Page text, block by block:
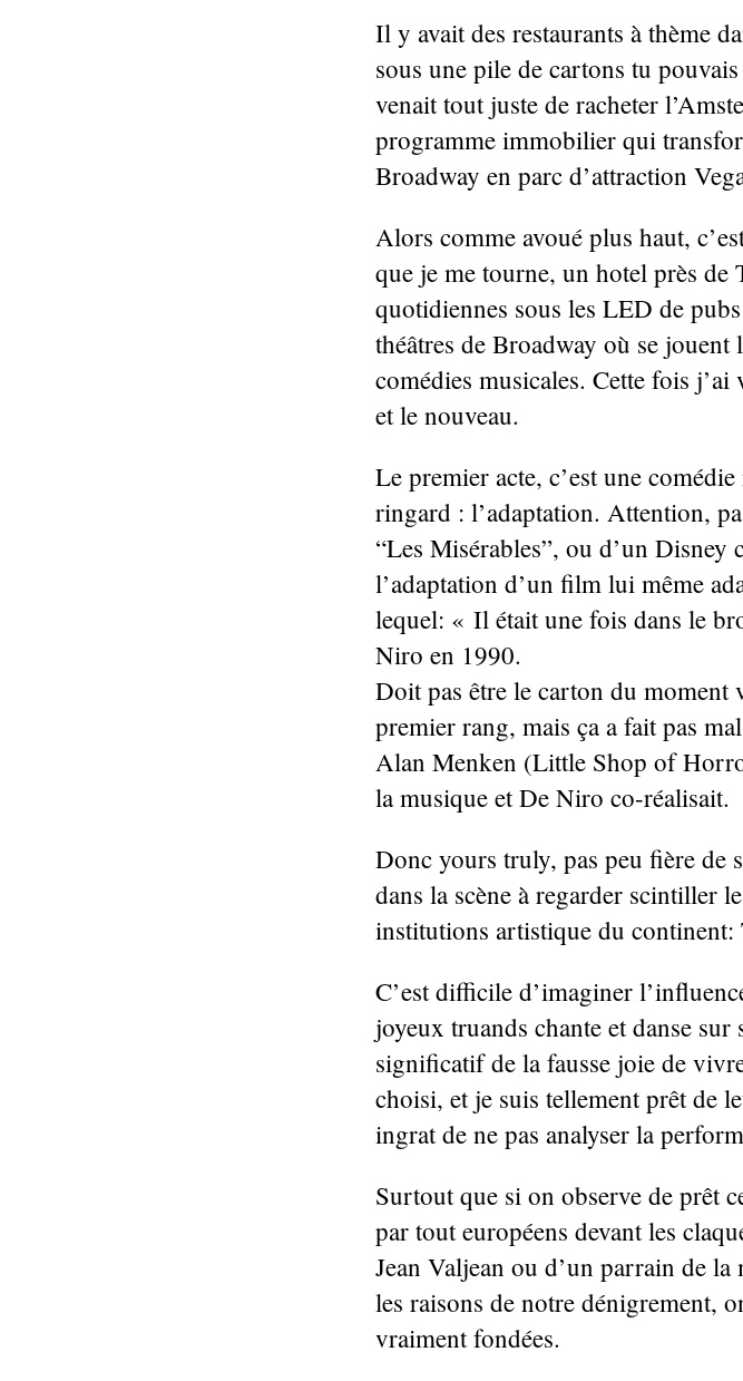
Il y avait des restaurants à thème
sous une pile de cartons tu
venait tout juste de racheter
programme immobilier qui
Broadway en parc d’attraction
Alors comme avoué plus haut,
que je me tourne, un hotel près de
quotidiennes sous les LED de
théâtres de Broadway où se jouent
comédies musicales. Cette fois
et le nouveau.
Le premier acte, c’est une
ringard : l’adaptation. Attention,
“Les Misérables”, ou d’un
l’adaptation d’un film lui même
lequel: « Il était une fois dans le
Niro en 1990.
Doit pas être le carton du
premier rang, mais ça a fait pas
Alan Menken (Little Shop of
la musique et De Niro co-réalisait.
Donc yours truly, pas peu fière de
dans la scène à regarder scintiller
institutions artistique du
C’est difficile d’imaginer
joyeux truands chante et danse sur
significatif de la fausse joie de
choisi, et je suis tellement prêt de
ingrat de ne pas analyser la
Surtout que si on observe de prêt
par tout européens devant les
Jean Valjean ou d’un parrain de
les raisons de notre dénigrement,
vraiment fondées.